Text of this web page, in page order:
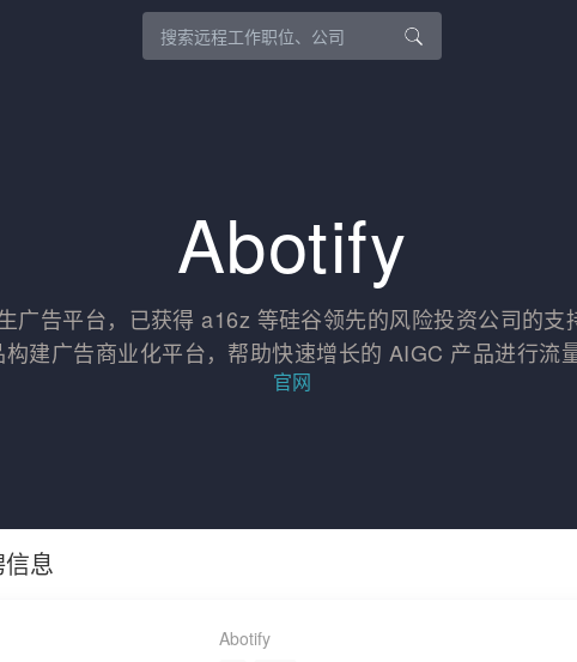
Abotify
广告平台，已获得 a16z 等硅谷领先的风险投资公司的支
建广告商业化平台，帮助快速增长的 AIGC 产品进行流量
官网
息
Abotify